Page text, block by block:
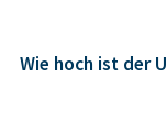
Wie hoch ist der